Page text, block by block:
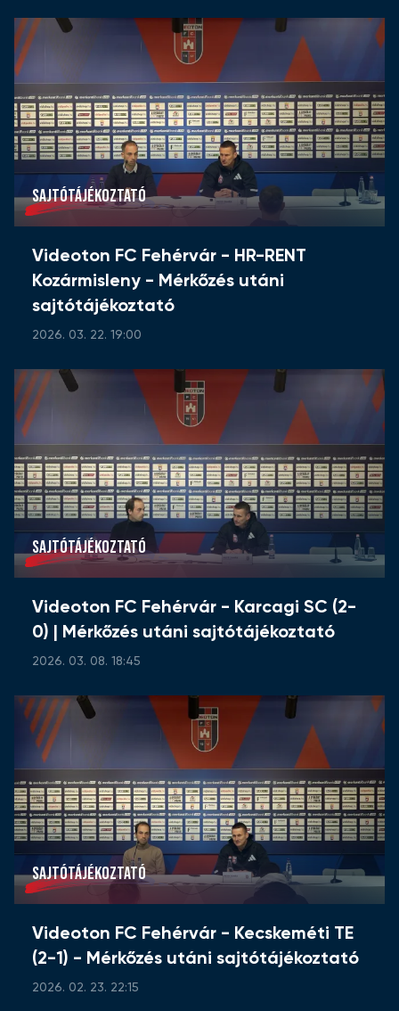
SAJTÓTÁJÉKOZTATÓ
Videoton FC Fehérvár - HR-RENT
Kozármisleny - Mérkőzés utáni
sajtótájékoztató
2026. 03. 22. 19:00
SAJTÓTÁJÉKOZTATÓ
Videoton FC Fehérvár - Karcagi SC (2-
0) | Mérkőzés utáni sajtótájékoztató
2026. 03. 08. 18:45
SAJTÓTÁJÉKOZTATÓ
Videoton FC Fehérvár - Kecskeméti TE
(2-1) - Mérkőzés utáni sajtótájékoztató
2026. 02. 23. 22:15